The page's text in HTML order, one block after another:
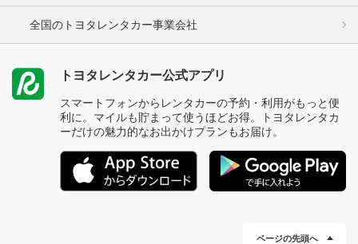
全国のトヨタレンタカー事業会社
トヨタレンタカー公式アプリ
スマートフォンからレンタカーの予約・利用がもっと便
利に。マイルも貯まって使うほどお得。トヨタレンタカ
ーだけの魅力的なお出かけプランもお届け。
ページの先頭へ